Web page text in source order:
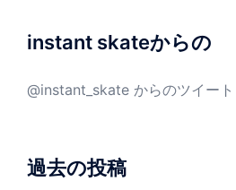
instant skateからの
@instant_skate からのツイート
過去の投稿